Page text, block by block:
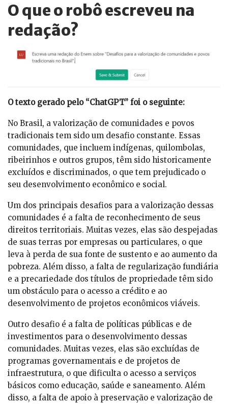
O que o robô escreveu na
redação?
O texto gerado pelo “ChatGPT” foi o seguinte:
No Brasil, a valorização de comunidades e povos
tradicionais tem sido um desafio constante. Essas
comunidades, que incluem indígenas, quilombolas,
ribeirinhos e outros grupos, têm sido historicamente
excluídos e discriminados, o que tem prejudicado o
seu desenvolvimento econômico e social.
Um dos principais desafios para a valorização dessas
comunidades é a falta de reconhecimento de seus
direitos territoriais. Muitas vezes, elas são despejadas
de suas terras por empresas ou particulares, o que
leva à perda de sua fonte de sustento e ao aumento da
pobreza. Além disso, a falta de regularização fundiária
e a precariedade dos títulos de propriedade têm sido
um obstáculo para o acesso a crédito e ao
desenvolvimento de projetos econômicos viáveis.
Outro desafio é a falta de políticas públicas e de
investimentos para o desenvolvimento dessas
comunidades. Muitas vezes, elas são excluídas de
programas governamentais e de projetos de
infraestrutura, o que dificulta o acesso a serviços
básicos como educação, saúde e saneamento. Além
disso, a falta de apoio à preservação e valorização de